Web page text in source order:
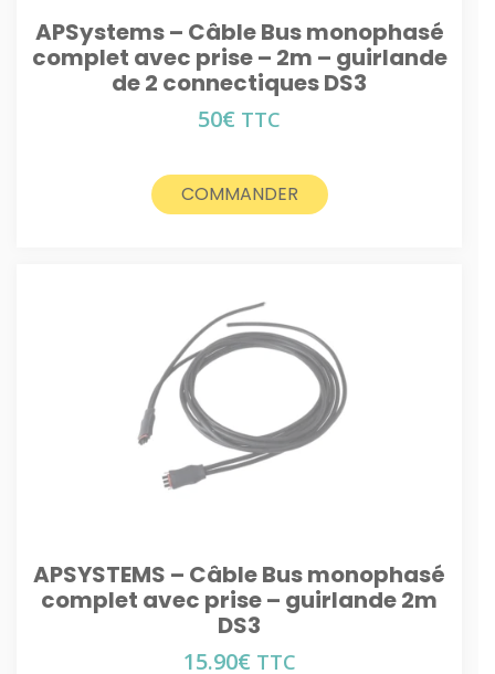
APSystems – Câble Bus monophasé
complet avec prise – 2m – guirlande
de 2 connectiques DS3
50€ TTC
COMMANDER
APSYSTEMS – Câble Bus monophasé
complet avec prise – guirlande 2m
DS3
15.90€ TTC